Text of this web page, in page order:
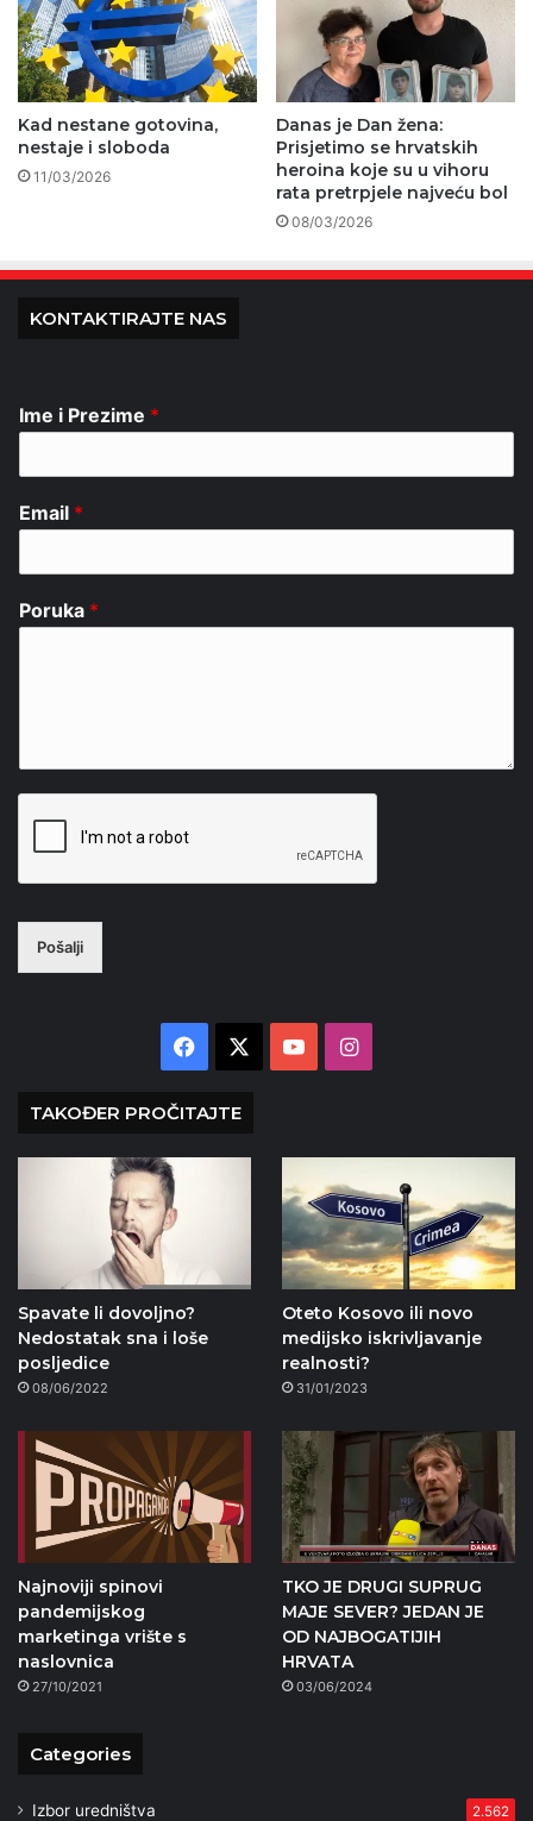
Kad nestane gotovina,
nestaje i sloboda
11/03/2026
Danas je Dan žena:
Prisjetimo se hrvatskih
heroina koje su u vihoru
rata pretrpjele najveću bol
08/03/2026
KONTAKTIRAJTE NAS
Ime i Prezime *
Email *
Poruka *
Pošalji
Facebook YouTubeInstagram
TAKOĐER PROČITAJTE
Spavate li dovoljno?
Nedostatak sna i loše
posljedice
08/06/2022
Oteto Kosovo ili novo
medijsko iskrivljavanje
realnosti?
31/01/2023
Najnoviji spinovi
pandemijskog
marketinga vrište s
naslovnica
27/10/2021
TKO JE DRUGI SUPRUG
MAJE SEVER? JEDAN JE
OD NAJBOGATIJIH
HRVATA
03/06/2024
Categories
Izbor uredništva 2.562